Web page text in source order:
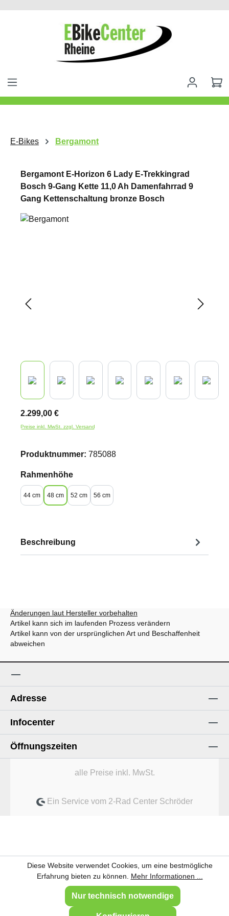
springen
E-Bikes Bergamont
Bergamont E-Horizon 6 Lady E-Trekkingrad
Bosch 9-Gang Kette 11,0 Ah Damenfahrrad 9
Gang Kettenschaltung bronze Bosch
2.299,00 €
Preise inkl. MwSt. zzgl. Versand
Produktnummer: 785088
Rahmenhöheauswählen
44 cm 48 cm 52 cm 56 cm
Beschreibung
Änderungen laut Hersteller vorbehalten
Artikel kann sich im laufenden Prozess verändern
Artikel kann von der ursprünglichen Art und Beschaffenheit
abweichen
Adresse
Infocenter
Öffnungszeiten
alle Preise inkl. MwSt.
Ein Service vom 2-Rad Center Schröder
Diese Website verwendet Cookies, um eine bestmögliche
Erfahrung bieten zu können. Mehr Informationen ...
Nur technisch notwendige